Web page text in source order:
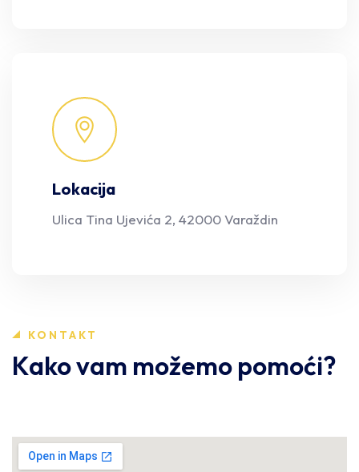
Lokacija
Ulica Tina Ujevića 2, 42000 Varaždin
KONTAKT
Kako vam možemo pomoći?